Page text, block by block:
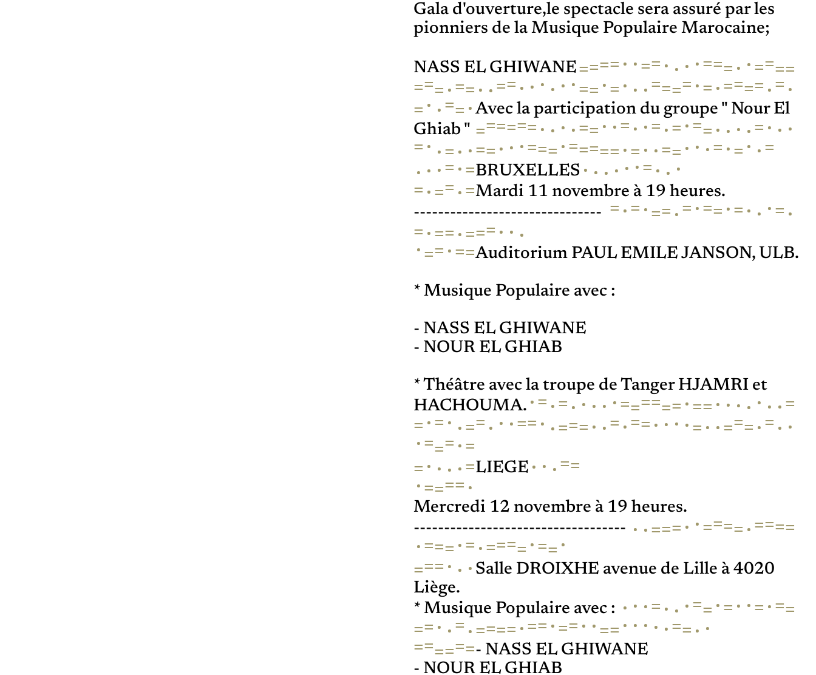
Gala d'ouverture,le spectacle sera assuré par les
pionniers de la Musique Populaire Marocaine;
NASS EL GHIWANE==== · ·== · · · ·=== · ·====
=== ·== · ·== · · · · · ·== ·= · · ·==== ·= ·==== ·= ·
= · ·== · Avec la participation du groupe " Nour El
Ghiab " ====== · · · ·== · ·= · ·= ·= ·== · · · ·= · · ·
= · ·= · ·== · · ·=== ·===== ·= · ·== · · ·= ·= · ·=
· · ·= ·=BRUXELLES · · · · · ·= · · ·
= ·== ·=Mardi 11 novembre à 19 heures.
------------------------------- = ·= ·== ·= ·== ·= · · ·= ·
= ·== ·=== · · ·
·== ·==Auditorium PAUL EMILE JANSON, ULB.
* Musique Populaire avec :
- NASS EL GHIWANE
- NOUR EL GHIAB
* Théâtre avec la troupe de Tanger HJAMRI et
HACHOUMA. ·= ·= · · · · ·====== ·== · · · · · · ·=
= ·= · ·== · · ·== · ·=== · ·= ·== · · · ·= · ·=== ·= · ·
·=== ·=
= · · · ·=LIEGE · · ·==
·==== ·
Mercredi 12 novembre à 19 heures.
----------------------------------- · ·=== · ·==== ·====
·=== ·= ·==== ·== ·
=== · · · Salle DROIXHE avenue de Lille à 4020
Liège.
* Musique Populaire avec : · · ·= · · ·== ·= · ·= ·==
== · ·= ·==== ·== ·== · ·== · · · · ·== · ·
======- NASS EL GHIWANE
- NOUR EL GHIAB